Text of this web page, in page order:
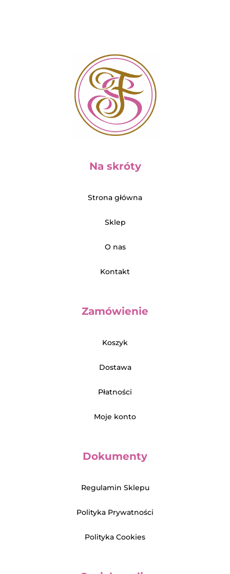
Na skróty
Strona główna
Sklep
O nas
Kontakt
Zamówienie
Koszyk
Dostawa
Płatności
Moje konto
Dokumenty
Regulamin Sklepu
Polityka Prywatności
Polityka Cookies